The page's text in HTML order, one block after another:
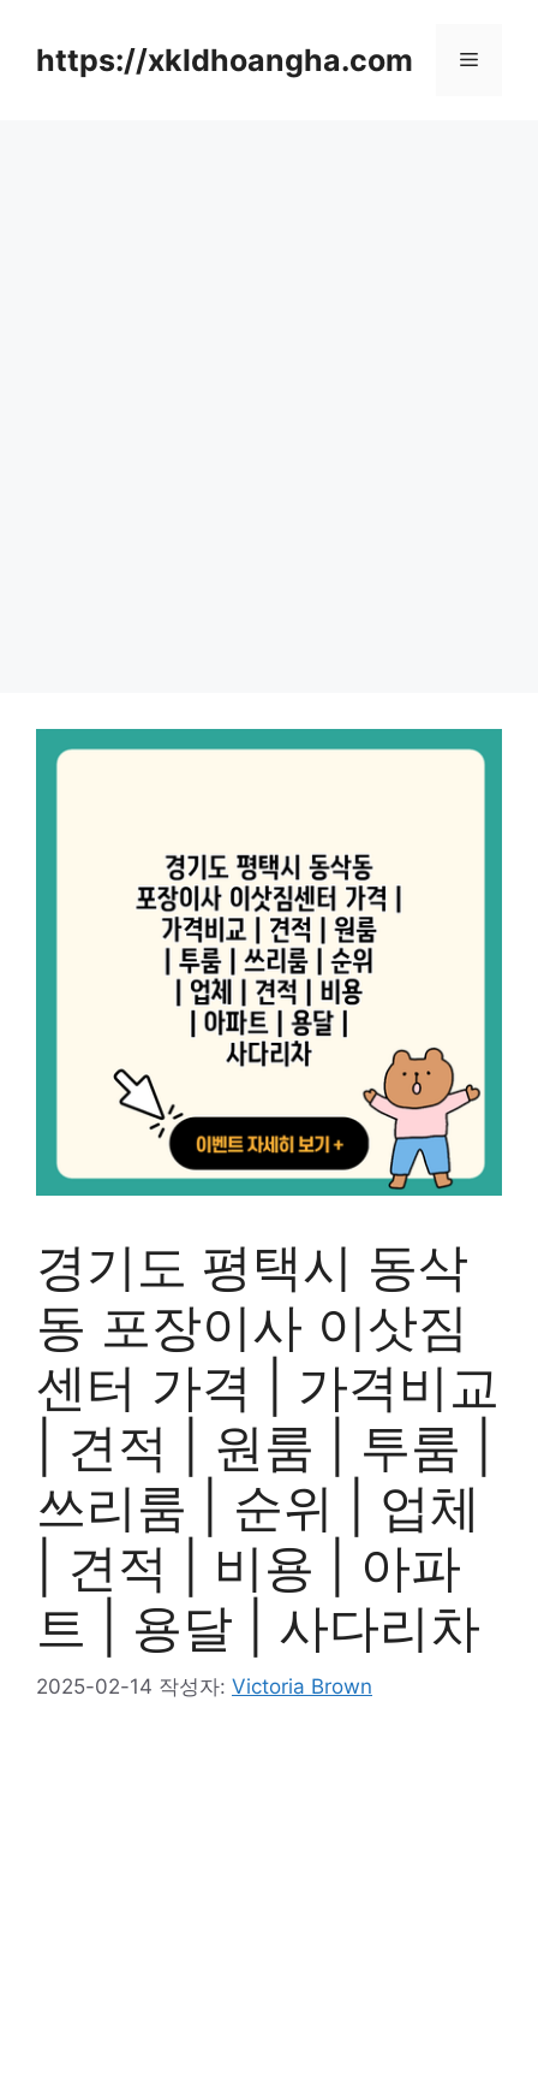
https://xkldhoangha.com 메
경기도 평택시 동삭
동 포장이사 이삿짐
센터 가격 | 가격비교
| 견적 | 원룸 | 투룸 |
쓰리룸 | 순위 | 업체
| 견적 | 비용 | 아파
트 | 용달 | 사다리차
2025-02-14 작성자: Victoria Brown